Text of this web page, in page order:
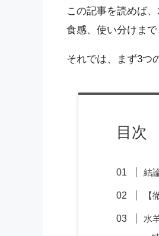
この記事を読めば
食感、使い分けま
それでは、まず3つ
目次
結
【
水